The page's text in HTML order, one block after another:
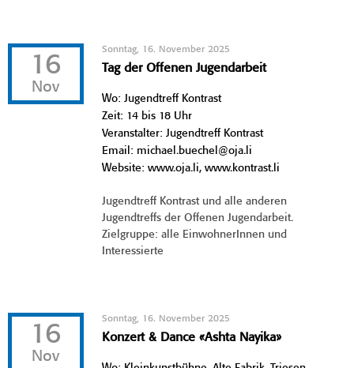
16
Nov
Sonntag, 16. November 2025
Tag der Offenen Jugendarbeit
Wo: Jugendtreff Kontrast
Zeit: 14 bis 18 Uhr
Veranstalter: Jugendtreff Kontrast
Email: michael.buechel@oja.li
Website: www.oja.li, www.kontrast.li
Jugendtreff Kontrast und alle anderen
Jugendtreffs der Offenen Jugendarbeit.
Zielgruppe: alle EinwohnerInnen und
Interessierte
16
Nov
Sonntag, 16. November 2025
Konzert & Dance «Ashta Nayika»